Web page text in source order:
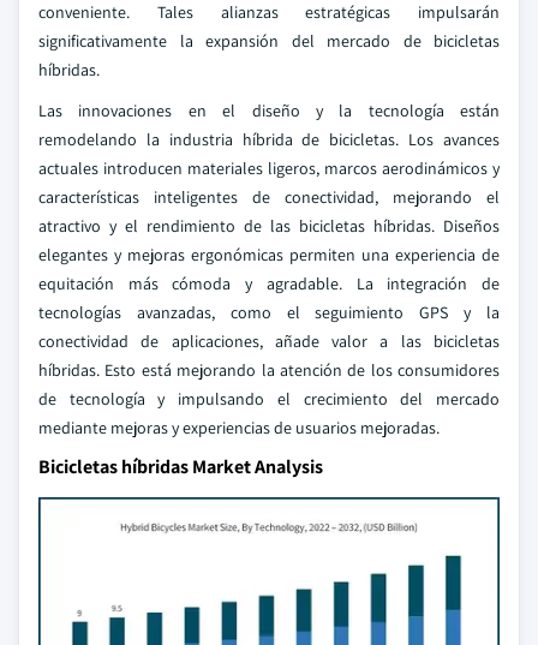
conveniente. Tales alianzas estratégicas impulsarán
significativamente la expansión del mercado de bicicletas
híbridas.
Las innovaciones en el diseño y la tecnología están
remodelando la industria híbrida de bicicletas. Los avances
actuales introducen materiales ligeros, marcos aerodinámicos y
características inteligentes de conectividad, mejorando el
atractivo y el rendimiento de las bicicletas híbridas. Diseños
elegantes y mejoras ergonómicas permiten una experiencia de
equitación más cómoda y agradable. La integración de
tecnologías avanzadas, como el seguimiento GPS y la
conectividad de aplicaciones, añade valor a las bicicletas
híbridas. Esto está mejorando la atención de los consumidores
de tecnología y impulsando el crecimiento del mercado
mediante mejoras y experiencias de usuarios mejoradas.
Bicicletas híbridas Market Analysis